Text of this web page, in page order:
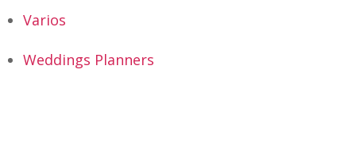
Varios
Weddings Planners